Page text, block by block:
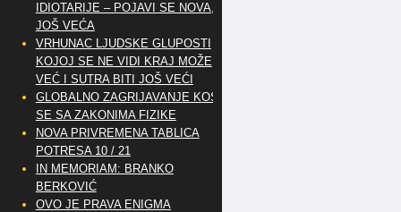
IDIOTARIJE – POJAVI SE NOVA,..
JOŠ VEĆA
VRHUNAC LJUDSKE GLUPOSTI
KOJOJ SE NE VIDI KRAJ MOŽE
VEĆ I SUTRA BITI JOŠ VEĆI
GLOBALNO ZAGRIJAVANJE KOSI
SE SA ZAKONIMA FIZIKE
NOVA PRIVREMENA TABLICA
POTRESA 10 / 21
IN MEMORIAM: BRANKO
BERKOVIĆ
OVO JE PRAVA ENIGMA